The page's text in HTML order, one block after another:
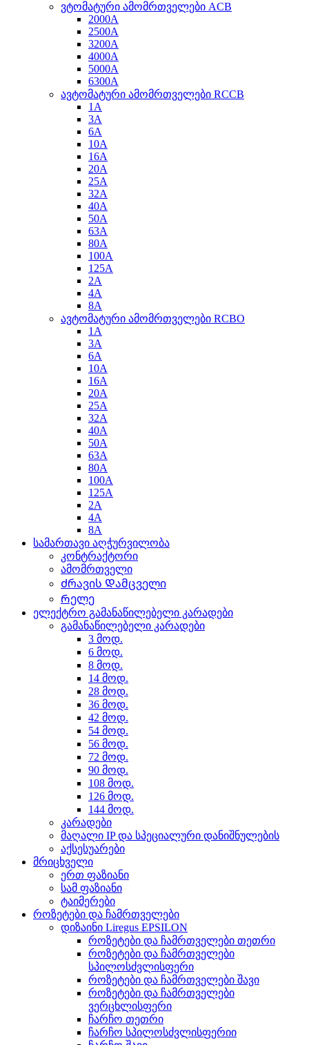
ვტომატური ამომრთველები ACB
2000A
2500A
3200A
4000A
5000A
6300A
ავტომატური ამომრთველები RCCB
1A
3A
6A
10A
16A
20A
25A
32A
40A
50A
63A
80A
100A
125A
2A
4A
8A
ავტომატური ამომრთველები RCBO
1A
3A
6A
10A
16A
20A
25A
32A
40A
50A
63A
80A
100A
125A
2A
4A
8A
სამართავი აღჭურვილობა
კონტრაქტორი
ამომრთველი
Ძრავის Დამცველი
Რელე
ელექტრო გამანაწილებელი კარადები
გამანაწილებელი კარადები
3 მოდ.
6 მოდ.
8 მოდ.
14 მოდ.
28 მოდ.
36 მოდ.
42 მოდ.
54 მოდ.
56 მოდ.
72 მოდ.
90 მოდ.
108 მოდ.
126 მოდ.
144 მოდ.
კარადები
მაღალი IP და სპეციალური დანიშნულების
აქსესუარები
მრიცხველი
ერთ ფაზიანი
სამ ფაზიანი
ტაიმერები
როზეტები და ჩამრთველები
დიზაინი Liregus EPSILON
როზეტები და ჩამრთველები თეთრი
როზეტები და ჩამრთველები
სპილოსძვლისფერი
როზეტები და ჩამრთველები შავი
როზეტები და ჩამრთველები
ვერცხლისფერი
ჩარჩო თეთრი
ჩარჩო სპილოსძვლისფერიი